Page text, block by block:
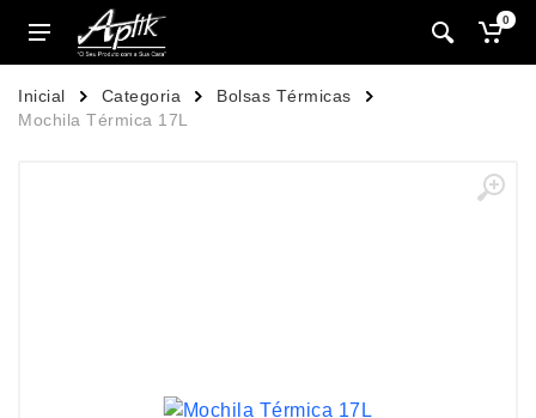
0
Inicial Categoria
Bolsas Térmicas
Mochila Térmica 17L